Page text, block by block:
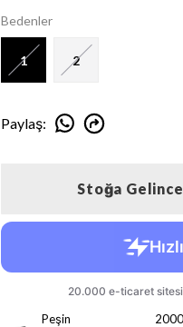
Bedenler
1 2
Paylaş:
Stoğa
Peşin